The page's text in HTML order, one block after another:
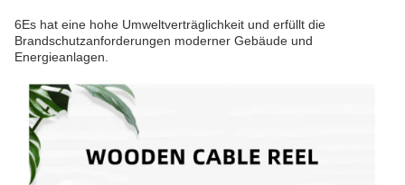
6Es hat eine hohe Umweltverträglichkeit und erfüllt die
Brandschutzanforderungen moderner Gebäude und
Energieanlagen.